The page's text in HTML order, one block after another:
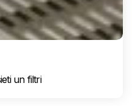
un filtri